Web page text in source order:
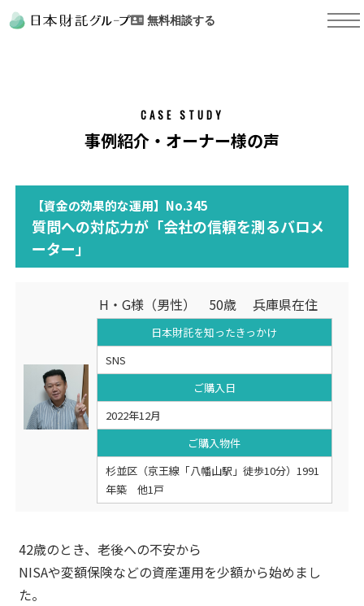
無料相談する
CASE STUDY
事例紹介・オーナー様の声
【資金の効果的な運用】No.345
質問への対応力が「会社の信頼を測るバロメ
ーター」
H・G様（男性） 50歳 兵庫県在住
日本財託を知ったきっかけ
SNS
ご購入日
2022年12月
ご購入物件
杉並区（京王線「八幡山駅」徒歩10分）1991
年築 他1戸
42歳のとき、老後への不安から
NISAや変額保険などの資産運用を少額から始めまし
た。